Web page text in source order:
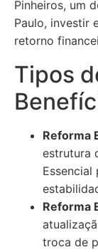
Pinheiros, um
Paulo, investir
retorno
Tipos
Reforma
estrutura
Essencial
Reforma
troca de